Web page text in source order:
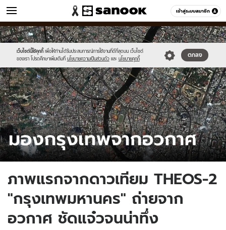
เข้าสู่ระบบสมาชิก
ข่าว หมวดอื่นๆ
เว็บไซต์นี้ใช้คุกกี้ เพื่อให้ท่านได้รับประสบการณ์การใช้งานที่ดีที่สุดบน เว็บไซต์
ของเรา โปรดศึกษาเพิ่มเติมที่ นโยบายความเป็นส่วนตัว และ นโยบายคุกกี้
ตกลง
Sanook
//s.isanook.com/sr/0/images/logo-
new-
sanook.png
600
60
//s.isanook.com/ns/0/ud/1876/9380798/tagline-
template-
update-
april.jpg
ภาพแรกจากดาวเทียม THEOS-2
"กรุงเทพมหานคร" ถ่ายจาก
อวกาศ ชัดแจ๋วจนน่าทึ่ง